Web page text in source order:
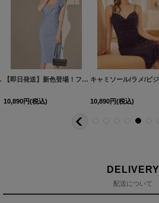
260724-2][6025YNdzjgFV-260724-2]
[J-1010IMFV-260611-1 ]
】[OF03]【YN】dzwsFV 【即日発送】新色登場！フリル/ラメ生地/ノースリーブ/ビジュー/タイト/ミディアムドレス/キャバドレス【XS-Mサイズ/5カラー】[OF01] 【SB】dzwFV
10,890円(税込) 10,890円(税込)
DELIVERY
配送について